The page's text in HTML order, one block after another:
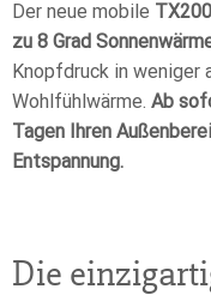
Der neue mobile
zu 8 Grad
Knopfdruck in weniger
Wohlfühlwärme. Ab
Tagen Ihren
Entspannung.
Die